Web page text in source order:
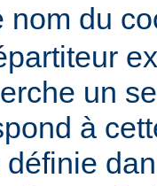
nom du
un
à